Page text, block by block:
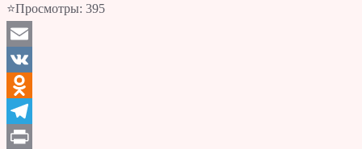
⭐Просмотры: 395
Email
VK
Odnoklassniki
Telegram